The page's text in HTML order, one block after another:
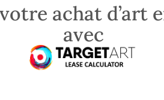
achat d’art
avec